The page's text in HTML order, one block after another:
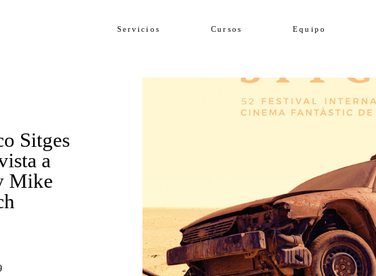
Servicios Cursos Equipo
Sitges
a
Mike